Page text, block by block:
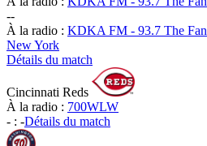
--
À la radio : KDKA FM - 93.7 The Fan
New York
Détails du match
Cincinnati Reds
À la radio : 700WLW
- : -Détails du match